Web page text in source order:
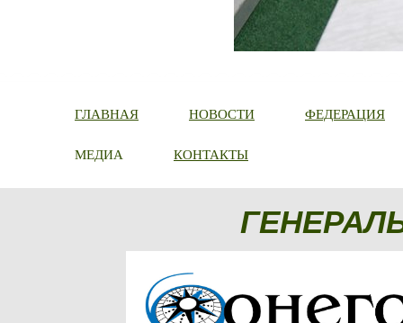
ГЛАВНАЯ НОВОСТИ ФЕДЕРАЦИЯ
МЕДИА КОНТАКТЫ